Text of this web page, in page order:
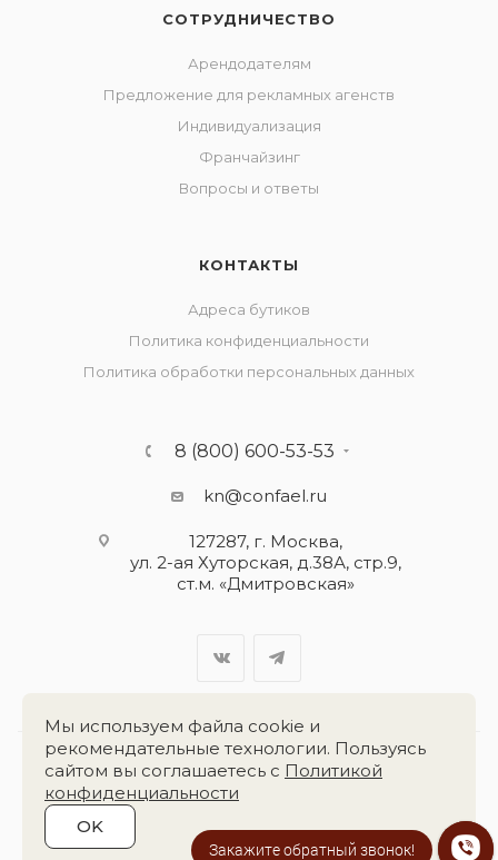
СОТРУДНИЧЕСТВО
Арендодателям
Предложение для рекламных агенств
Индивидуализация
Франчайзинг
Вопросы и ответы
КОНТАКТЫ
Адреса бутиков
Политика конфиденциальности
Политика обработки персональных данных
8 (800) 600-53-53
kn@confael.ru
127287, г. Москва,
ул. 2-ая Хуторская, д.38А, стр.9,
ст.м. «Дмитровская»
Разработка сайта:
2026 © Группа компаний«Конфаэль»
Мы используем файла cookie и
рекомендательные технологии. Пользуясь
сайтом вы соглашаетесь с Политикой
конфиденциальности
OK
Закажите обратный звонок!